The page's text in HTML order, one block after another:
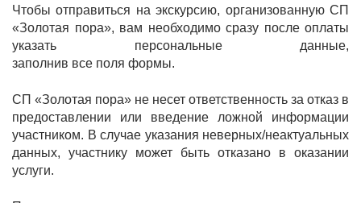
Чтобы отправиться на экскурсию, организованную СП
«Золотая пора», вам необходимо сразу после оплаты
указать персональные данные,
заполнив все поля формы.
СП «Золотая пора» не несет ответственность за отказ в
предоставлении или введение ложной информации
участником. В случае указания неверных/неактуальных
данных, участнику может быть отказано в оказании
услуги.